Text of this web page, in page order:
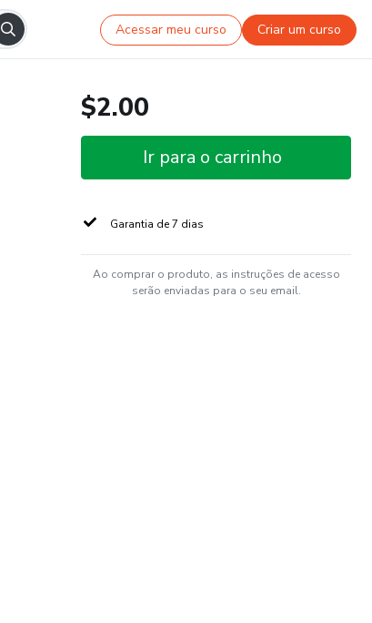
Acessar meu curso Criar um curso
$2.00
Ir para o carrinho
Garantia de 7 dias
Ao comprar o produto, as instruções de acesso
serão enviadas para o seu email.